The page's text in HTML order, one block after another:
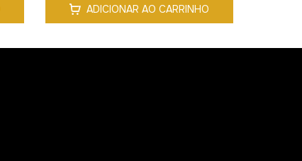
ADICIONAR AO CARRINHO